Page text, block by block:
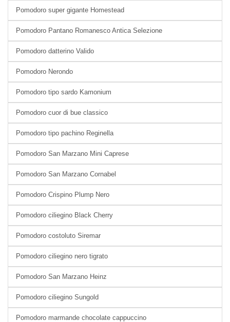
Pomodoro super gigante Homestead
Pomodoro Pantano Romanesco Antica Selezione
Pomodoro datterino Valido
Pomodoro Nerondo
Pomodoro tipo sardo Kamonium
Pomodoro cuor di bue classico
Pomodoro tipo pachino Reginella
Pomodoro San Marzano Mini Caprese
Pomodoro San Marzano Cornabel
Pomodoro Crispino Plump Nero
Pomodoro ciliegino Black Cherry
Pomodoro costoluto Siremar
Pomodoro ciliegino nero tigrato
Pomodoro San Marzano Heinz
Pomodoro ciliegino Sungold
Pomodoro marmande chocolate cappuccino